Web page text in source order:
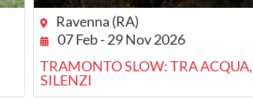
Ravenna (RA)
07 Feb - 29 Nov 2026
TRAMONTO SLOW: TRA ACQUA,
SILENZI